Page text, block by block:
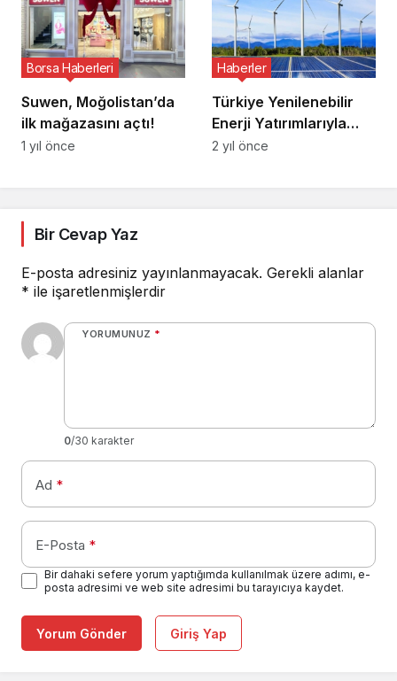
Suwen, Moğolistan’da
ilk mağazasını açtı!
Borsa Haberleri
1 yıl önce
Türkiye Yenilenebilir
Enerji Yatırımlarıyla
Dikkat Çekiyor
Haberler
2 yıl önce
Bir Cevap Yaz
E-posta adresiniz yayınlanmayacak. Gerekli alanlar
* ile işaretlenmişlerdir
YORUMUNUZ *
0/30 karakter
Ad *
E-Posta *
Bir dahaki sefere yorum yaptığımda kullanılmak üzere adımı, e-
posta adresimi ve web site adresimi bu tarayıcıya kaydet.
Yorum Gönder Giriş Yap